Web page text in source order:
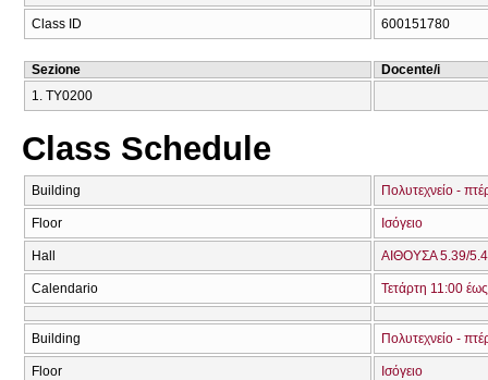
Class ID 600151780
Sezione
Docente/i
1. ΤΥ0200
Class Schedule
Building Πολυτεχνείο -
Floor Ισόγειο
Hall ΑΙΘΟΥΣΑ 5.39/
Calendario Τετάρτη 11:00
Building Πολυτεχνείο -
Floor Ισόγειο